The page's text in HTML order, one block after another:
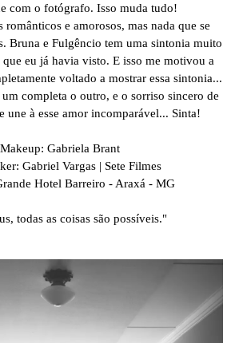
com o fotógrafo. Isso muda tudo!
românticos e amorosos, mas nada que se
Bruna e Fulgêncio tem uma sintonia muito
eu já havia visto. E isso me motivou a
voltado a mostrar essa sintonia...
completa o outro, e o sorriso sincero de
une à esse amor incomparável... Sinta!
Makeup: Gabriela Brant
Gabriel Vargas | Sete Filmes
Hotel Barreiro - Araxá - MG
todas as coisas são possíveis."